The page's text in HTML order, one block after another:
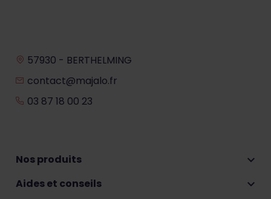
57930 - BERTHELMING
contact@majalo.fr
03 87 18 00 23
Nos produits 
Aides et conseils 